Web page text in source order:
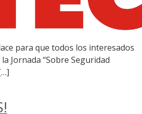
para que todos los interesados
Jornada “Sobre Seguridad